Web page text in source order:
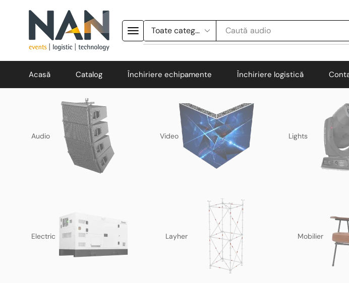
Caută audio
Acasă Catalog Închiriere echipamente Închiriere logistică
Audio Video Lights
Electric Layher Mobilier